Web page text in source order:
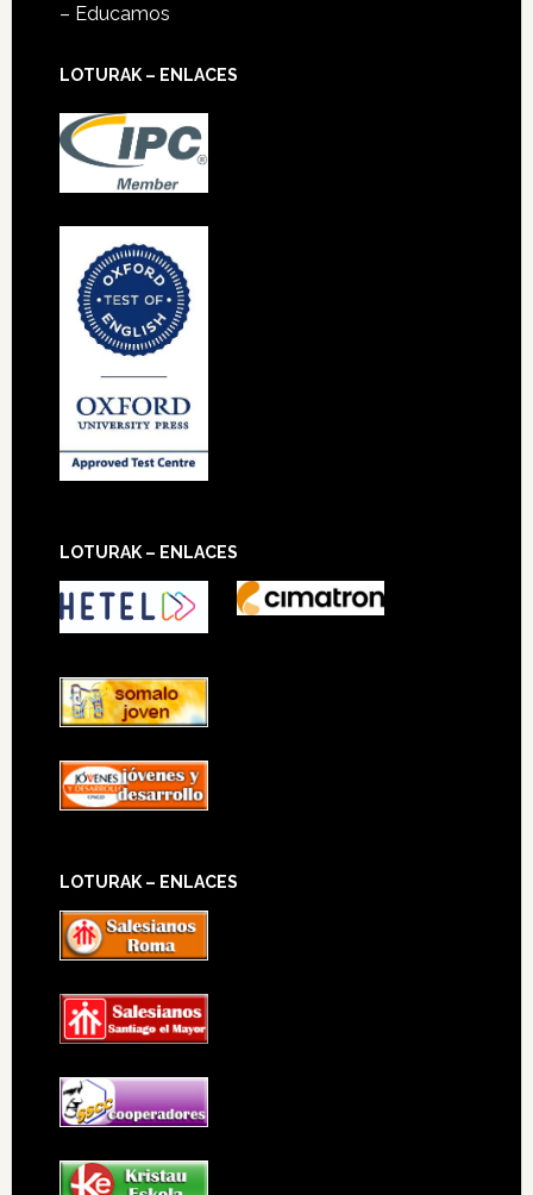
– Educamos
LOTURAK – ENLACES
LOTURAK – ENLACES
LOTURAK – ENLACES